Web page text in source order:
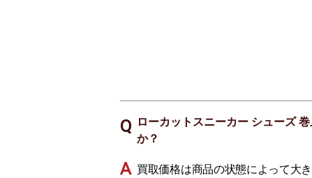
ローカットスニーカー シューズ
か？
買取価格は商品の状態によって大